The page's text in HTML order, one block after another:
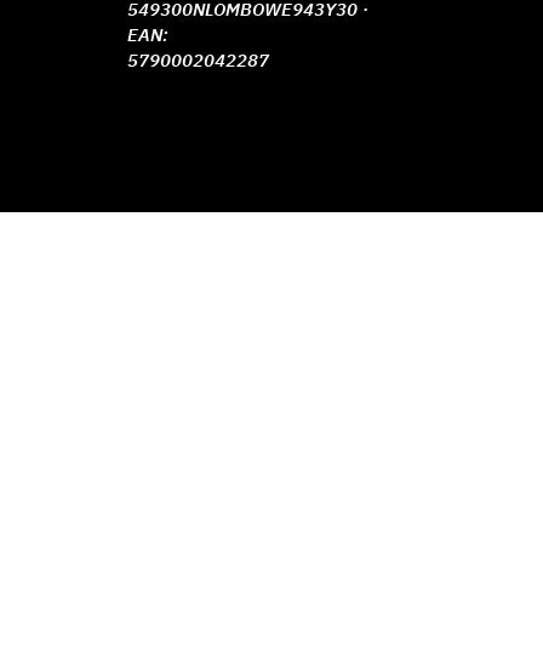
549300NLOMBOWE943Y30 ·
EAN:
5790002042287